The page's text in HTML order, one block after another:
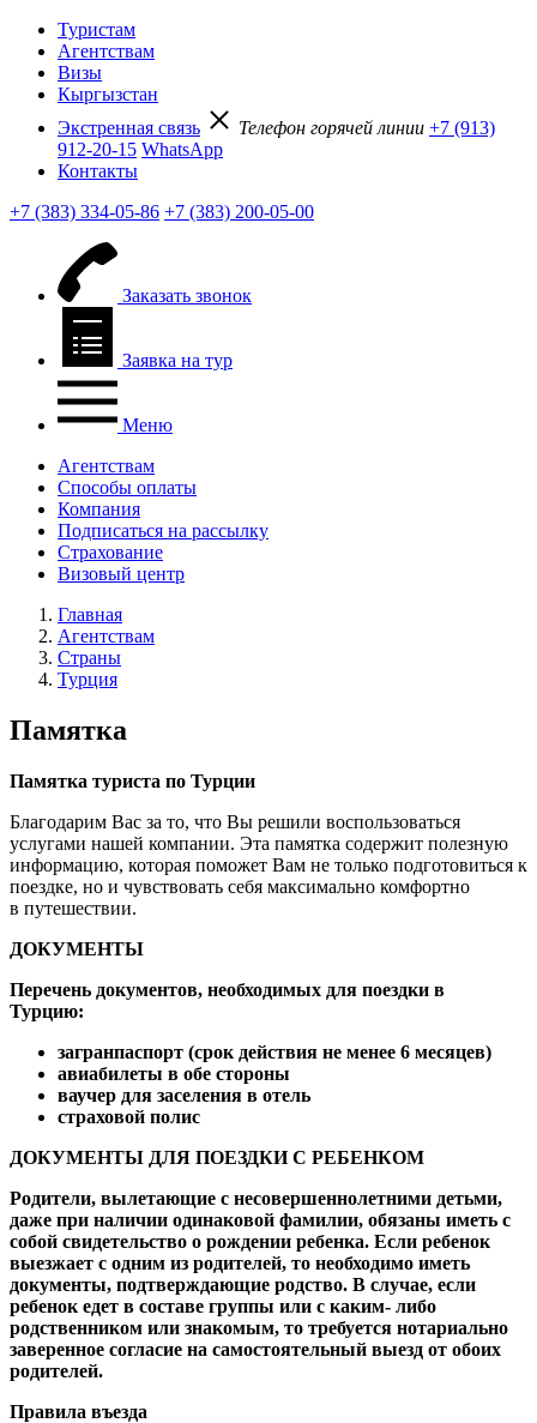
Туристам
Агентствам
Визы
Кыргызстан
Экстренная связь
Телефон горячей линии +7 (913)
912-20-15 WhatsApp
Контакты
+7 (383) 334-05-86 +7 (383) 200-05-00
Заказать звонок
Заявка на тур
Меню
Агентствам
Способы оплаты
Компания
Подписаться на рассылку
Страхование
Визовый центр
Главная
Агентствам
Страны
Турция
Памятка
Памятка туриста по Турции
Благодарим Вас за то, что Вы решили воспользоваться
услугами нашей компании. Эта памятка содержит полезную
информацию, которая поможет Вам не только подготовиться к
поездке, но и чувствовать себя максимально комфортно
в путешествии.
ДОКУМЕНТЫ
Перечень документов, необходимых для поездки в
Турцию:
загранпаспорт (срок действия не менее 6 месяцев)
авиабилеты в обе стороны
ваучер для заселения в отель
страховой полис
ДОКУМЕНТЫ ДЛЯ ПОЕЗДКИ С РЕБЕНКОМ
Родители, вылетающие с несовершеннолетними детьми,
даже при наличии одинаковой фамилии, обязаны иметь с
собой свидетельство о рождении ребенка. Если ребенок
выезжает с одним из родителей, то необходимо иметь
документы, подтверждающие родство. В случае, если
ребенок едет в составе группы или с каким- либо
родственником или знакомым, то требуется нотариально
заверенное согласие на самостоятельный выезд от обоих
родителей.
Правила въезда